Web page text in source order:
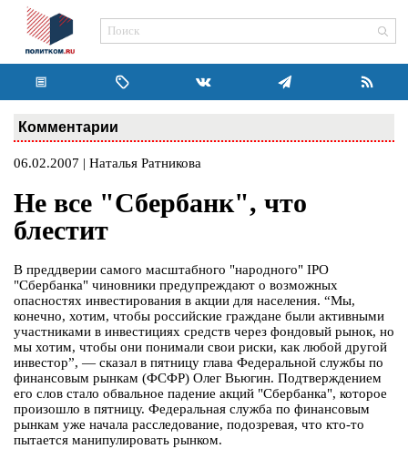
Комментарии
06.02.2007 | Наталья Ратникова
Не все "Сбербанк", что
блестит
В преддверии самого масштабного "народного" IPO
"Сбербанка" чиновники предупреждают о возможных
опасностях инвестирования в акции для населения. “Мы,
конечно, хотим, чтобы российские граждане были активными
участниками в инвестициях средств через фондовый рынок, но
мы хотим, чтобы они понимали свои риски, как любой другой
инвестор”, — сказал в пятницу глава Федеральной службы по
финансовым рынкам (ФСФР) Олег Вьюгин. Подтверждением
его слов стало обвальное падение акций "Сбербанка", которое
произошло в пятницу. Федеральная служба по финансовым
рынкам уже начала расследование, подозревая, что кто-то
пытается манипулировать рынком.